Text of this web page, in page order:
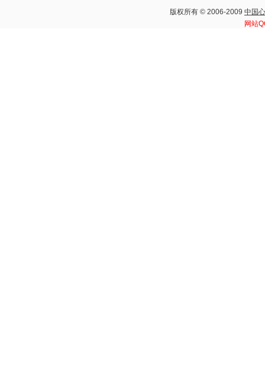
版权所有 © 2006-2009 中国
网站